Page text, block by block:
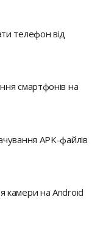
телефон від
смартфонів на
APK-файлів
камери на Android